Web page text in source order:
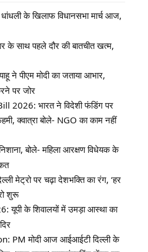
में धांधली के खिलाफ विधानसभा मार्च आज,
के साथ पहले दौर की बातचीत खत्म,
ने पीएम मोदी का जताया आभार,
पर जोर
2026: भारत ने विदेशी फंडिंग पर
क्वात्रा बोले- NGO का काम नहीं
बोले- महिला आरक्षण विधेयक के
मेट्रो पर चढ़ा देशभक्ति का रंग, ‘हर
शुरू
के शिवालयों में उमड़ा आस्था का
PM मोदी आज आईआईटी दिल्ली के